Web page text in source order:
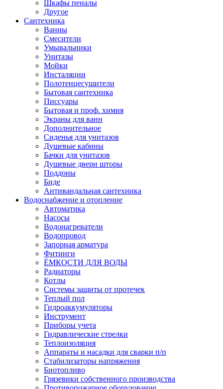
Шкафы пеналы
Другое
Сантехника
Ванны
Смесители
Умывальники
Унитазы
Мойки
Инсталяции
Полотенцесушители
Бытовая сантехника
Писсуары
Бытовая и проф. химия
Экраны для ванн
Дополнительное
Сиденья для унитазов
Душевые кабины
Бачки для унитазов
Душевые двери шторы
Поддоны
Биде
Антивандальная сантехника
Водоснабжение и отопление
Автоматика
Насосы
Водонагреватели
Водопровод
Запорная арматура
Фитинги
ЁМКОСТИ ДЛЯ ВОДЫ
Радиаторы
Котлы
Системы защиты от протечек
Теплый пол
Гидроаккумуляторы
Инструмент
Приборы учета
Гидравлические стрелки
Теплоизоляция
Аппараты и насадки для сварки п/п
Стабилизаторы напряжения
Биотопливо
Грязевики собственного производства